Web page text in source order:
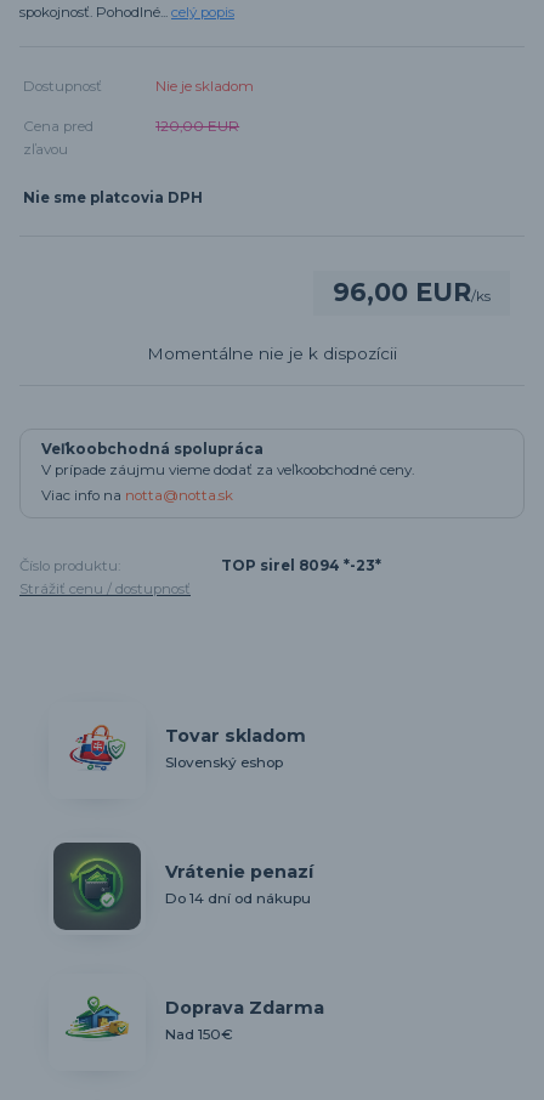
spokojnosť. Pohodlné... celý popis
Dostupnosť Nie je skladom
Cena pred
zľavou
120,00 EUR
Nie sme platcovia DPH
96,00 EUR/ks
Momentálne nie je k dispozícii
Veľkoobchodná spolupráca
V prípade záujmu vieme dodať za veľkoobchodné ceny.
Viac info na notta@notta.sk
Číslo produktu:
TOP sirel 8094 *-23*
Strážiť cenu / dostupnosť
Tovar skladom
Slovenský eshop
Vrátenie penazí
Do 14 dní od nákupu
Doprava Zdarma
Nad 150€